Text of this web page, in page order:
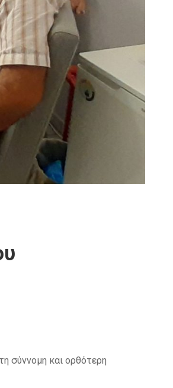
σύννομη και ορθότερη